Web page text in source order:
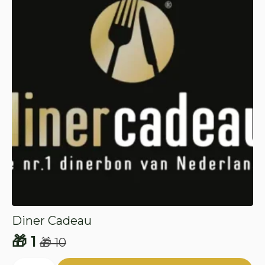
Diner Cadeau
🎁10
Oorspronkelijke
🎁 1
Huidige